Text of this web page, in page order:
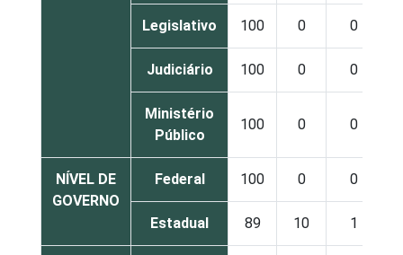
Legislativo 100 0 0
Judiciário 100 0 0
Ministério
Público
100 0 0
NÍVEL DE
GOVERNO
Federal 100 0 0
Estadual 89 10 1